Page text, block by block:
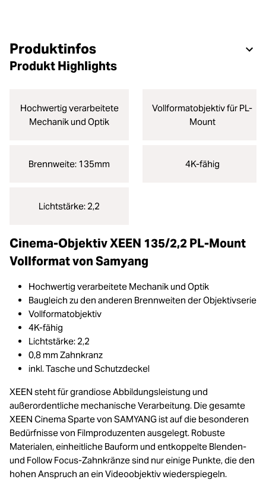
Produktinfos
Produkt Highlights
Hochwertig verarbeitete
Mechanik und Optik
Vollformatobjektiv für PL-
Mount
Brennweite: 135mm 4K-fähig
Lichtstärke: 2,2
Cinema-Objektiv XEEN 135/2,2 PL-Mount
Vollformat von Samyang
Hochwertig verarbeitete Mechanik und Optik
Baugleich zu den anderen Brennweiten der Objektivserie
Vollformatobjektiv
4K-fähig
Lichtstärke: 2,2
0,8 mm Zahnkranz
inkl. Tasche und Schutzdeckel
XEEN steht für grandiose Abbildungsleistung und
außerordentliche mechanische Verarbeitung. Die gesamte
XEEN Cinema Sparte von SAMYANG ist auf die besonderen
Bedürfnisse von Filmproduzenten ausgelegt. Robuste
Materialen, einheitliche Bauform und entkoppelte Blenden-
und Follow Focus-Zahnkränze sind nur einige Punkte, die den
hohen Anspruch an ein Videoobjektiv wiederspiegeln.